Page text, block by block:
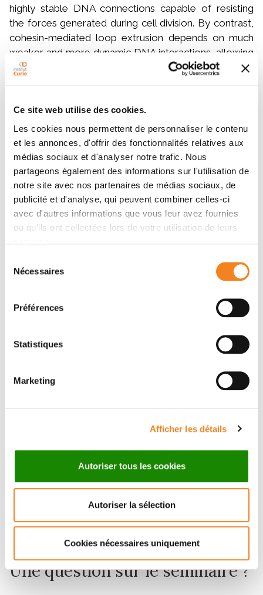
Ce site web utilise des cookies.
Les cookies nous permettent de personnaliser le contenu
et les annonces, d'offrir des fonctionnalités relatives aux
médias sociaux et d'analyser notre trafic. Nous
partageons également des informations sur l'utilisation de
notre site avec nos partenaires de médias sociaux, de
publicité et d'analyse, qui peuvent combiner celles-ci
avec d'autres informations que vous leur avez fournies
ou qu'ils ont collectées lors de votre utilisation de leurs
Nécessaires
Préférences
Statistiques
Marketing
Afficher les détails
Autoriser tous les cookies
Autoriser la sélection
Cookies nécessaires uniquement
highly stable DNA connections capable of resisting
the forces generated during cell division. By contrast,
cohesin-mediated loop extrusion depends on much
weaker and more dynamic DNA interactions, allowing
loops to be readily remodelled. Comparisons with
than their eukaryotic counterparts. Together, these
findings suggest that SMC complexes have evolved
different mechanical properties to match their specific
roles in chromosome folding, maintenance, and
segregation.
Organisateurs
Institut Curie
Department of Physics and Astronomy, University
College London, London UK
Antoine Coulon
Institut Curie
Karine Guevorkian
Institut Curie
Une question sur le séminaire ?